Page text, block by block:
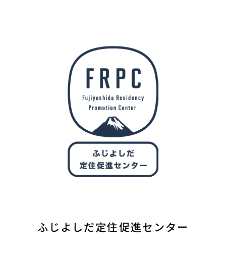
ふじよしだ定住促進センター